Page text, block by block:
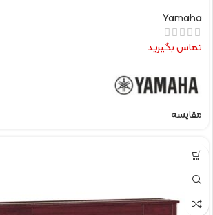
Yamaha
تماس بگیرید
مقایسه